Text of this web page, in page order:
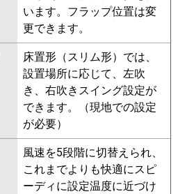
います。フラップ位置は変
更できます。
床置形（スリム形）では、
設置場所に応じて、左吹
き、右吹きスイング設定が
できます。（現地での設定
が必要）
風速を5段階に切替えられ、
これまでよりも快適にスピ
ーディに設定温度に近づけ